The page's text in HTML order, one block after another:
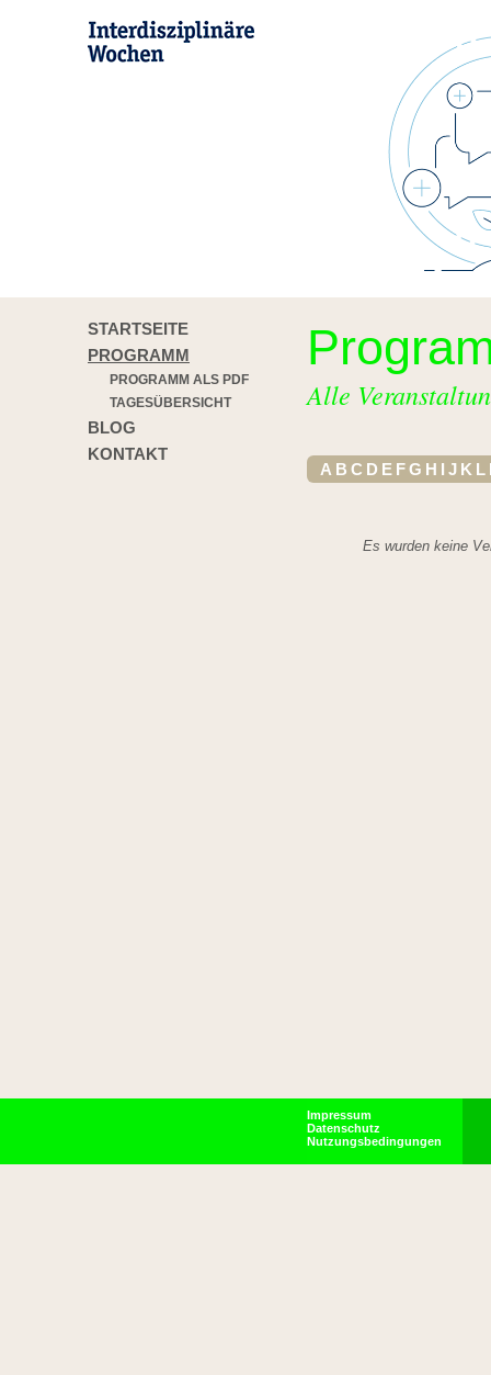
STARTSEITE
PROGRAMM
PROGRAMM ALS PDF
TAGESÜBERSICHT
BLOG
KONTAKT
Alle
A B C D E FG H I J K L
Es wurden keine
Impressum
Datenschutz
Nutzungsbedingungen